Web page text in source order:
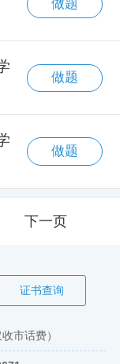
做题
做题
做题
下一页
证书查询
收市话费）